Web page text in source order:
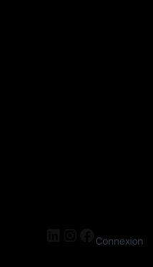
LinkedIn
Instagram
Connexion